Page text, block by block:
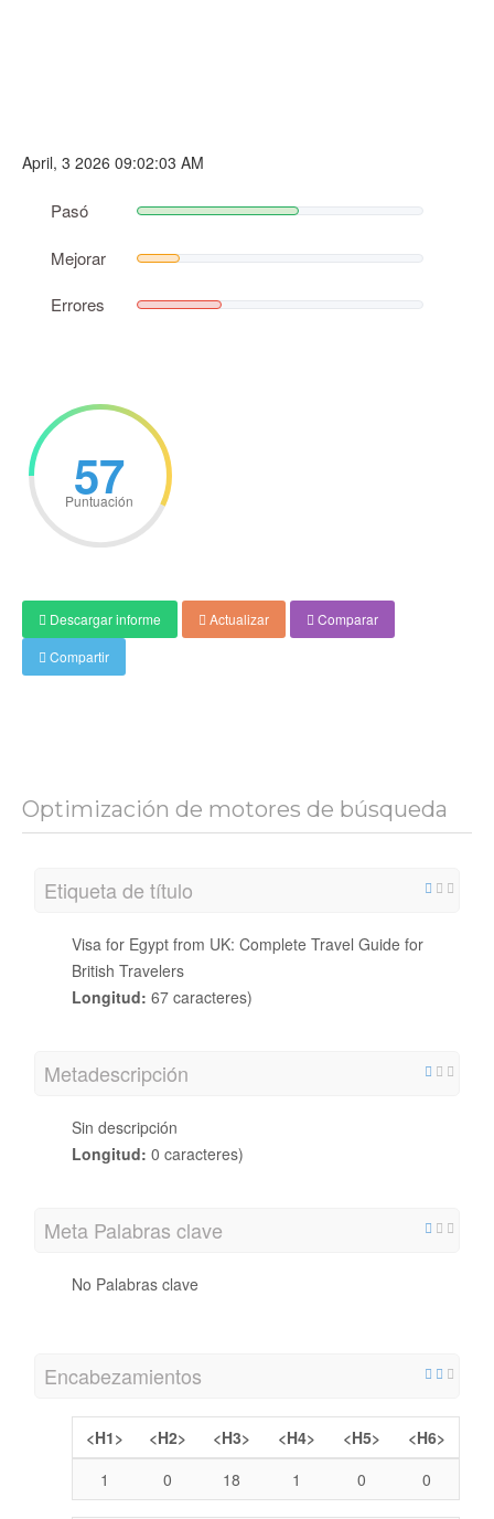
April, 3 2026 09:02:03 AM
Pasó
Mejorar
Errores
57
Puntuación
Descargar informe Actualizar
Comparar
Compartir
Optimización de motores de búsqueda
Etiqueta de título
Visa for Egypt from UK: Complete Travel Guide for
British Travelers
Longitud: 67 caracteres)
Metadescripción
Sin descripción
Longitud: 0 caracteres)
Meta Palabras clave
No Palabras clave
Encabezamientos
<H1> <H2> <H3> <H4> <H5>
<H6>
1
0 18 1 0 0